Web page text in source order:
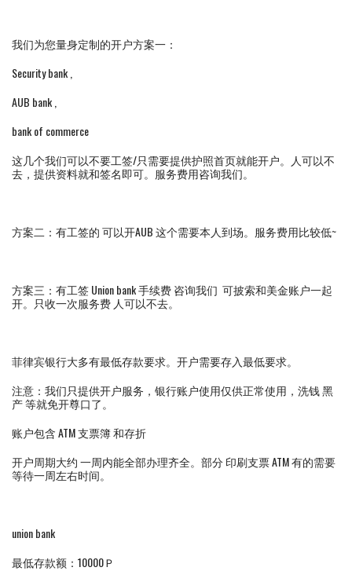
我们为您量身定制的开户方案一：
Security bank ,
AUB bank ,
bank of commerce
这几个我们可以不要工签/只需要提供护照首页就能开户。人可以不
去，提供资料就和签名即可。服务费用咨询我们。
方案二：有工签的 可以开AUB 这个需要本人到场。服务费用比较低~
方案三：有工签 Union bank 手续费 咨询我们 可披索和美金账户一起
开。只收一次服务费 人可以不去。
菲律宾银行大多有最低存款要求。开户需要存入最低要求。
注意：我们只提供开户服务，银行账户使用仅供正常使用，洗钱 黑
产 等就免开尊口了。
账户包含 ATM 支票簿 和存折
开户周期大约 一周内能全部办理齐全。部分 印刷支票 ATM 有的需要
等待一周左右时间。
union bank
最低存款额：10000Ｐ